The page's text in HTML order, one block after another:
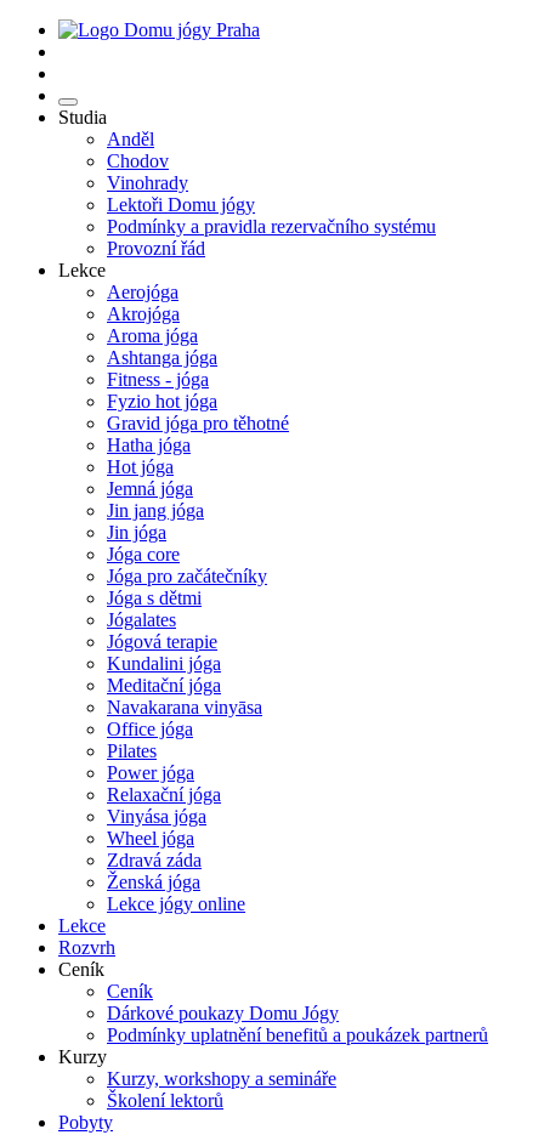
Studia
Anděl
Chodov
Vinohrady
Lektoři Domu jógy
Podmínky a pravidla rezervačního systému
Provozní řád
Lekce
Aerojóga
Akrojóga
Aroma jóga
Ashtanga jóga
Fitness - jóga
Fyzio hot jóga
Gravid jóga pro těhotné
Hatha jóga
Hot jóga
Jemná jóga
Jin jang jóga
Jin jóga
Jóga core
Jóga pro začátečníky
Jóga s dětmi
Jógalates
Jógová terapie
Kundalini jóga
Meditační jóga
Navakarana vinyāsa
Office jóga
Pilates
Power jóga
Relaxační jóga
Vinyása jóga
Wheel jóga
Zdravá záda
Ženská jóga
Lekce jógy online
Lekce
Rozvrh
Ceník
Ceník
Dárkové poukazy Domu Jógy
Podmínky uplatnění benefitů a poukázek partnerů
Kurzy
Kurzy, workshopy a semináře
Školení lektorů
Pobyty